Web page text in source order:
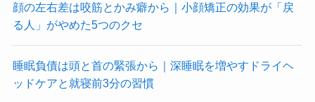
顔の左右差は咬筋とかみ癖から｜小顔矯正の効果が「戻
る人」がやめた5つのクセ
睡眠負債は頭と首の緊張から｜深睡眠を増やすドライヘ
ッドケアと就寝前3分の習慣